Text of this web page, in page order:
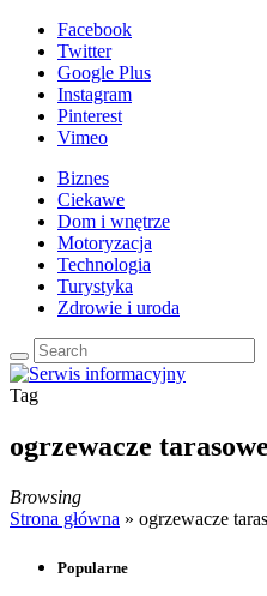
Facebook
Twitter
Google Plus
Instagram
Pinterest
Vimeo
Biznes
Ciekawe
Dom i wnętrze
Motoryzacja
Technologia
Turystyka
Zdrowie i uroda
Tag
ogrzewacze tarasowe
Browsing
Strona główna » ogrzewacze
Popularne